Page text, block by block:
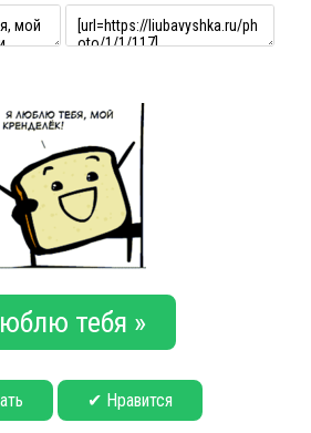
тебя »
✔ Нравится